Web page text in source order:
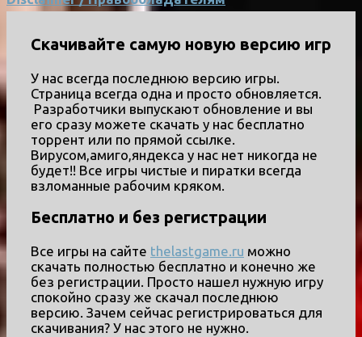
Скачивайте самую новую версию игр
У нас всегда последнюю версию игры.
Страница всегда одна и просто обновляется.
Разработчики выпускают обновление и вы
его сразу можете скачать у нас бесплатно
торрент или по прямой ссылке.
Вирусом,амиго,яндекса у нас нет никогда не
будет!! Все игры чистые и пиратки всегда
взломанные рабочим кряком.
Бесплатно и без регистрации
Все игры на сайте thelastgame.ru можно
скачать полностью бесплатно и конечно же
без регистрации. Просто нашел нужную игру
спокойно сразу же скачал последнюю
версию. Зачем сейчас регистрироваться для
скачивания? У нас этого не нужно.